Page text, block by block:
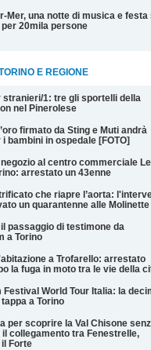
Mer, una notte di musica e festa
per 20mila persone
E REGIONE
stranieri/1: tre gli sportelli della
nel Pinerolese
firmato da Sting e Muti andrà
bambini in ospedale [FOTO]
negozio al centro commerciale Le
arrestato un 43enne
che riapre l’aorta:
un quarantenne alle Molinette
passaggio di testimone da
a Torino
a Trofarello: arrestato
la fuga in moto tra le vie della
Festival World Tour Italia: la
a Torino
per scoprire la Val Chisone
il collegamento tra Fenestrelle,
Forte